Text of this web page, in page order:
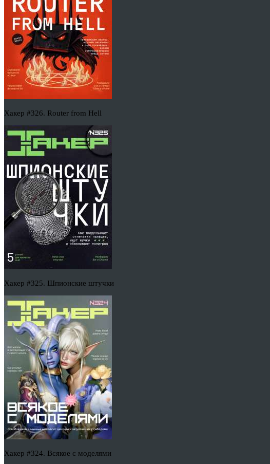
Хакер #326. Router from Hell
Хакер #325. Шпионские штучки
Хакер #324. Всякое с моделями